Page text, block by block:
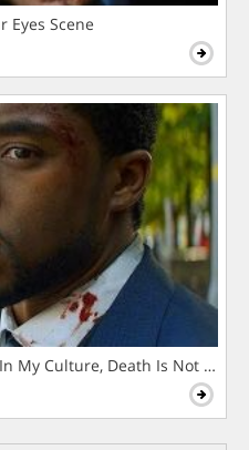
Eyes Scene
My Culture, Death Is Not The